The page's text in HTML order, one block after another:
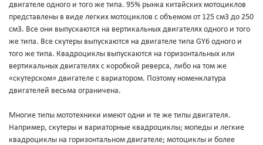
двигателе одного и того же типа. 95% рынка китайских мотоциклов
представлены в виде легких мотоциклов с объемом от 125 см3 до 250
см3. Все они выпускаются на вертикальных двигателях одного и того
же типа. Все скутеры выпускаются на двигателе типа GY6 одного и
того же типа. Квадроциклы выпускаются на горизонтальных или
вертикальных двигателях с коробкой реверса, либо на том же
«скутерском» двигателе с вариатором. Поэтому номенклатура
двигателей весьма ограничена.
Многие типы мототехники имеют одни и те же типы двигателя.
Например, скутеры и вариаторные квадроциклы; мопеды и легкие
квадроциклы на горизонтальном двигателе; мотоциклы и более